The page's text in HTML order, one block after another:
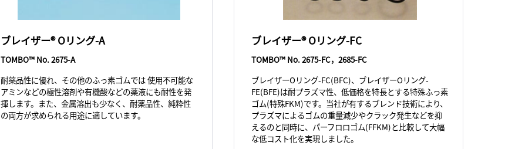
ブレイザー® Oリング-A
TOMBO™ No. 2675-A
耐薬品性に優れ、その他のふっ素ゴムでは 使用不可能な
アミンなどの極性溶剤や有機酸などの薬液にも耐性を発
揮します。また、金属溶出も少なく、耐薬品性、純粋性
の両方が求められる用途に適しています。
ブレイザー® Oリング-FC
TOMBO™ No. 2675-FC，2685-FC
ブレイザーOリング-FC(BFC)、ブレイザーOリング-
FE(BFE)は耐プラズマ性、低価格を特長とする特殊ふっ素
ゴム(特殊FKM)です。当社が有するブレンド技術により、
プラズマによるゴムの重量減少やクラック発生などを抑
えるのと同時に、パーフロロゴム(FFKM)と比較して大幅
な低コスト化を実現しました。